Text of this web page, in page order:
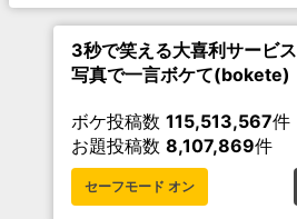
3秒で笑える大喜利サービス
写真で一言ボケて(bokete)
ボケ投稿数 115,513,567件
お題投稿数 8,107,869件
セーフモード オン